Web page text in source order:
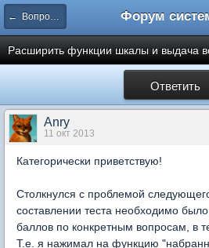
← Вопросы составления тестов
Расширить функции шкалы и выдача
Ответить
Anry
11 окт 2013
Категорически приветствую!
Столкнулся с проблемой
составлении теста необходимо
баллов по конкретным вопросам, в
Т.е. я нажимал на функцию